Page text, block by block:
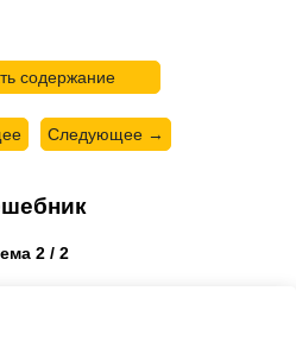
содержание
Следующее →
2 / 2